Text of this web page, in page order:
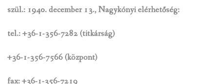
szül.: 1940. december 13., Nagykónyielérhetőség:
tel.: +36-1-356-7282 (titkárság)
+36-1-356-7566 (központ)
fax: +36-1-356-7219